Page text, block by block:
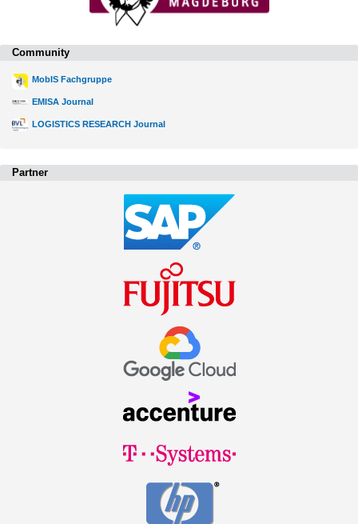
Community
MobIS Fachgruppe
EMISA Journal
LOGISTICS RESEARCH Journal
Partner